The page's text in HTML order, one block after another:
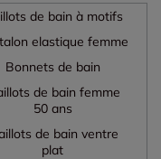
de bain à motifs
elastique femme
Bonnets de bain
de bain femme
50 ans
de bain ventre
plat